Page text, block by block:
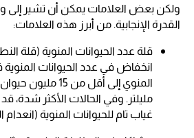
ولكن بعض العلامات يمكن أن تشير إلى
القدرة الإنجابية. من أبرز هذه العلامات:
قلة عدد الحيوانات المنوية (قلة
انخفاض في عدد الحيوانات
المنوي إلى أقل من 15
مليلتر. وفي الحالات الأكثر شدة،
غياب تام للحيوانات المنوية